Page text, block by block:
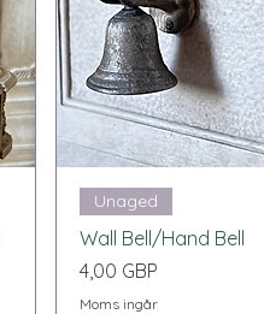
Snabbvisning
Unaged
Wall Bell/Hand Bell
Pris
4,00 GBP
Moms ingår